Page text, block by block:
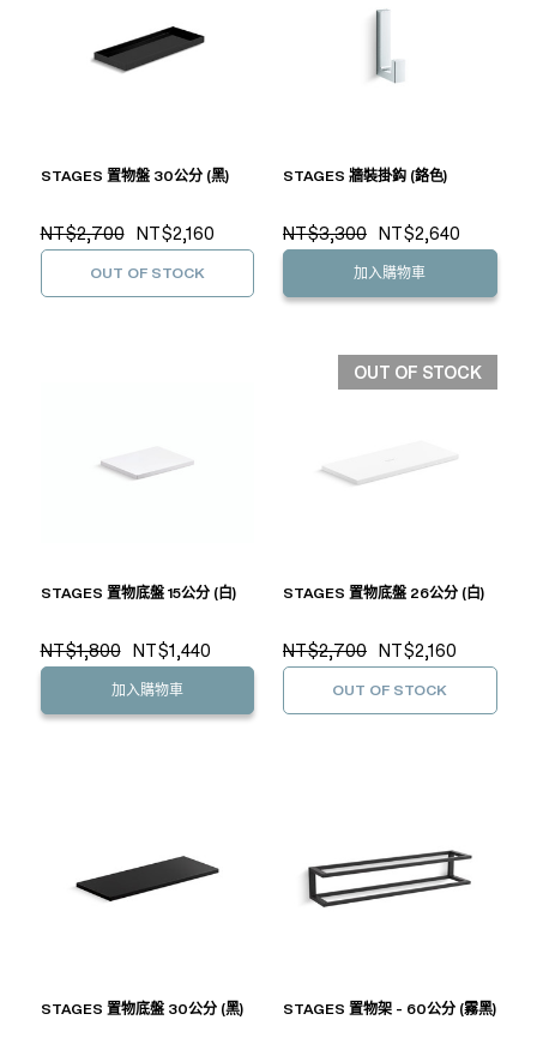
STAGES 置物盤 30公分 (黑)
NT$2,700 NT$2,160
OUT OF STOCK
STAGES 牆裝掛鈎 (鉻色)
NT$3,300 NT$2,640
加入購物車
STAGES 置物底盤 15公分 (白)
NT$1,800 NT$1,440
加入購物車
OUT OF STOCK
STAGES 置物底盤 26公分 (白)
NT$2,700 NT$2,160
OUT OF STOCK
STAGES 置物底盤 30公分 (黑) STAGES 置物架 - 60公分 (霧黑)